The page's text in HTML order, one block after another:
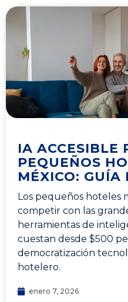
IA ACCESIBLE
PEQUEÑOS
MÉXICO: GUÍA
Los pequeños hoteles
competir con las
herramientas de
cuestan desde $500
democratización
hotelero.
enero 7, 2026